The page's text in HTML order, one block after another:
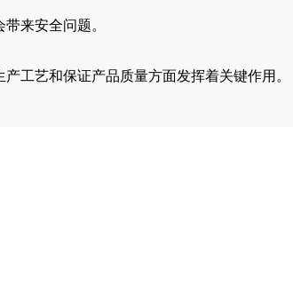
来安全问题。
工艺和保证产品质量方面发挥着关键作用。